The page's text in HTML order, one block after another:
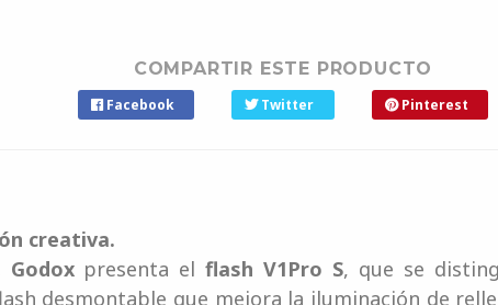
COMPARTIR ESTE PRODUCTO
Facebook Twitter Pinterest
creativa.
Godoxpresenta elflash V1Pro S, que se
desmontable que mejora la iluminación de